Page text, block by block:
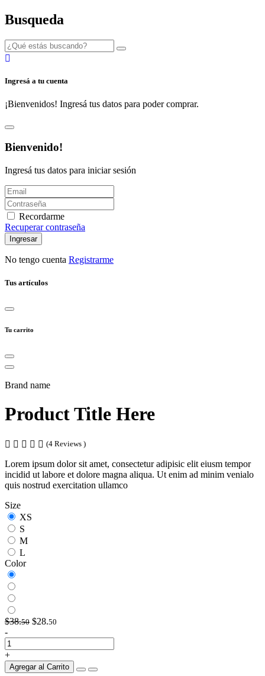
Busqueda
Ingresá a tu cuenta
¡Bienvenidos! Ingresá tus datos para poder comprar.
Bienvenido!
Ingresá tus datos para iniciar sesión
Recordarme
Recuperar contraseña
Ingresar
No tengo cuenta Registrarme
Tus artículos
Tu carrito
Brand name
Product Title Here
(4 Reviews )
Lorem ipsum dolor sit amet, consectetur adipisic elit eiusm tempor
incidid ut labore et dolore magna aliqua. Ut enim ad minim venialo
quis nostrud exercitation ullamco
Size
XS
S
M
L
Color
$38.50 $28.50
-
+
Agregar al Carrito